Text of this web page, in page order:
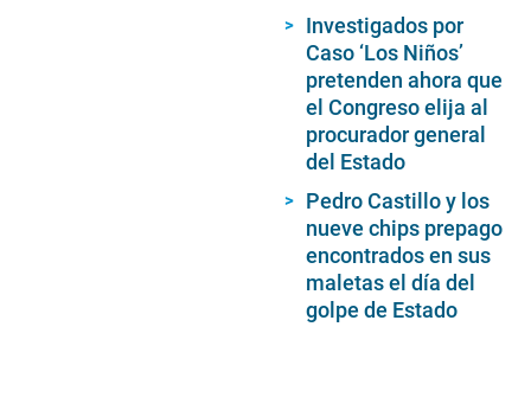
Investigados por
Caso ‘Los Niños’
pretenden ahora que
el Congreso elija al
procurador general
del Estado
Pedro Castillo y los
nueve chips prepago
encontrados en sus
maletas el día del
golpe de Estado